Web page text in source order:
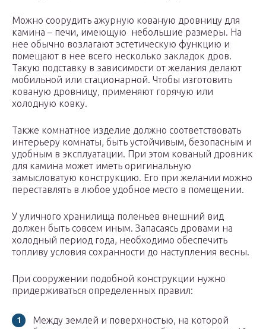
Можно соорудить ажурную кованую дровницу для
камина – печи, имеющую небольшие размеры. На
нее обычно возлагают эстетическую функцию и
помещают в нее всего несколько закладок дров.
Такую подставку в зависимости от желания делают
мобильной или стационарной. Чтобы изготовить
кованую дровницу, применяют горячую или
холодную ковку.
Также комнатное изделие должно соответствовать
интерьеру комнаты, быть устойчивым, безопасным и
удобным в эксплуатации. При этом кованый дровник
для камина может иметь оригинальную
замысловатую конструкцию. Его при желании можно
переставлять в любое удобное место в помещении.
У уличного хранилища поленьев внешний вид
должен быть совсем иным. Запасаясь дровами на
холодный период года, необходимо обеспечить
топливу условия сохранности до наступления весны.
При сооружении подобной конструкции нужно
придерживаться определенных правил:
Между землей и поверхностью, на которой